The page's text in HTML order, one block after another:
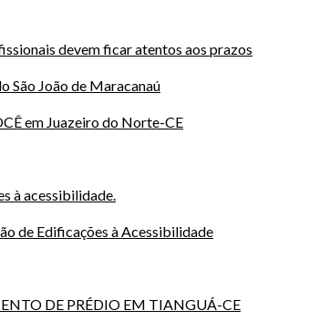
devem ficar atentos aos prazos
São João de Maracanaú
em Juazeiro do Norte-CE
à acessibilidade.
de Edificações à Acessibilidade
DE PRÉDIO EM TIANGUÁ-CE